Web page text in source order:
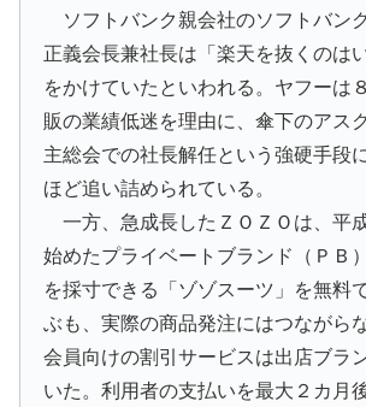
ソフトバンク親会社のソフトバン
正義会長兼社長は「楽天を抜くのは
をかけていたといわれる。ヤフーは
販の業績低迷を理由に、傘下のアス
主総会での社長解任という強硬手段
ほど追い詰められている。
一方、急成長したＺＯＺＯは、平
始めたプライベートブランド（ＰＢ
を採寸できる「ゾゾスーツ」を無料
ぶも、実際の商品発注にはつながら
会員向けの割引サービスは出店ブラ
いた。利用者の支払いを最大２カ月